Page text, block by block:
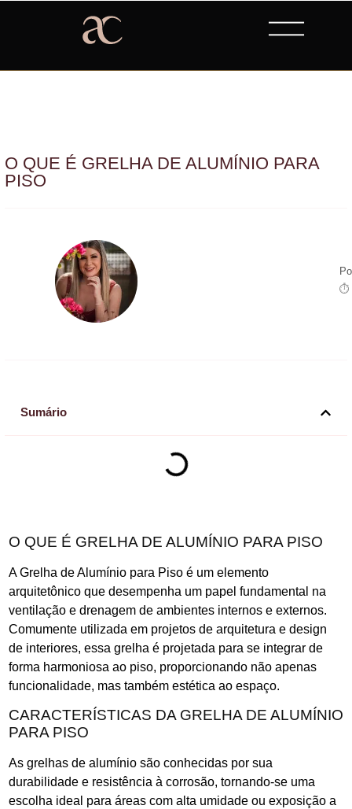
O QUE É GRELHA DE ALUMÍNIO PARA
PISO
⏱
Sumário
O QUE É GRELHA DE ALUMÍNIO PARA PISO
A Grelha de Alumínio para Piso é um elemento
arquitetônico que desempenha um papel fundamental na
ventilação e drenagem de ambientes internos e externos.
Comumente utilizada em projetos de arquitetura e design
de interiores, essa grelha é projetada para se integrar de
forma harmoniosa ao piso, proporcionando não apenas
funcionalidade, mas também estética ao espaço.
CARACTERÍSTICAS DA GRELHA DE ALUMÍNIO
PARA PISO
As grelhas de alumínio são conhecidas por sua
durabilidade e resistência à corrosão, tornando-se uma
escolha ideal para áreas com alta umidade ou exposição a